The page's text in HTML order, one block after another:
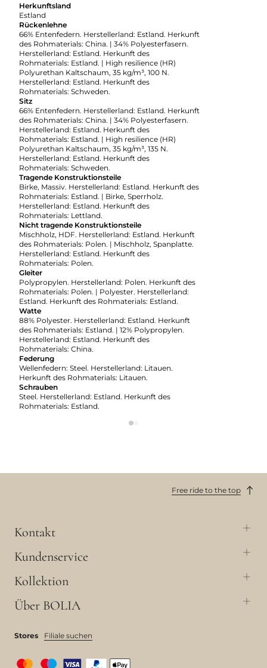
Herkunftsland
Estland
Rückenlehne
66% Entenfedern. Herstellerland: Estland. Herkunft
des Rohmaterials: China. | 34% Polyesterfasern.
Herstellerland: Estland. Herkunft des
Rohmaterials: Estland. | High resilience (HR)
Polyurethan Kaltschaum, 35 kg/m³, 100 N.
Herstellerland: Estland. Herkunft des
Rohmaterials: Schweden.
Sitz
66% Entenfedern. Herstellerland: Estland. Herkunft
des Rohmaterials: China. | 34% Polyesterfasern.
Herstellerland: Estland. Herkunft des
Rohmaterials: Estland. | High resilience (HR)
Polyurethan Kaltschaum, 35 kg/m³, 135 N.
Herstellerland: Estland. Herkunft des
Rohmaterials: Schweden.
Tragende Konstruktionsteile
Birke, Massiv. Herstellerland: Estland. Herkunft des
Rohmaterials: Estland. | Birke, Sperrholz.
Herstellerland: Estland. Herkunft des
Rohmaterials: Lettland.
Nicht tragende Konstruktionsteile
Mischholz, HDF. Herstellerland: Estland. Herkunft
des Rohmaterials: Polen. | Mischholz, Spanplatte.
Herstellerland: Estland. Herkunft des
Rohmaterials: Polen.
Gleiter
Polypropylen. Herstellerland: Polen. Herkunft des
Rohmaterials: Polen. | Polyester. Herstellerland:
Estland. Herkunft des Rohmaterials: Estland.
Watte
88% Polyester. Herstellerland: Estland. Herkunft
des Rohmaterials: Estland. | 12% Polypropylen.
Herstellerland: Estland. Herkunft des
Rohmaterials: China.
Federung
Wellenfedern: Steel. Herstellerland: Litauen.
Herkunft des Rohmaterials: Litauen.
Schrauben
Steel. Herstellerland: Estland. Herkunft des
Rohmaterials: Estland.
Free ride to the top
Kontakt
Kundenservice
Kollektion
Über BOLIA
Stores Filiale suchen